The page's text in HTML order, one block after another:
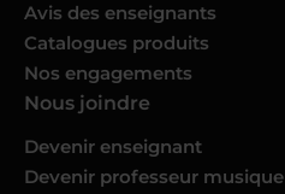
Avis des enseignants
Catalogues produits
Nos engagements
Nous joindre
Devenir enseignant
Devenir professeur musique